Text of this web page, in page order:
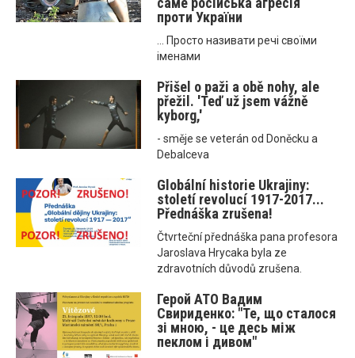
проти України
... Просто називати речі своїми
іменами
Přišel o paži a obě nohy, ale
přežil. 'Teď už jsem vážně
kyborg,'
- směje se veterán od Doněcku a
Debalceva
Globální historie Ukrajiny:
století revolucí 1917-2017...
Přednáška zrušena!
Čtvrteční přednáška pana profesora
Jaroslava Hrycaka byla ze
zdravotních důvodů zrušena.
Герой АТО Вадим
Свириденко: "Те, що сталося
зі мною, - це десь між
пеклом і дивом"